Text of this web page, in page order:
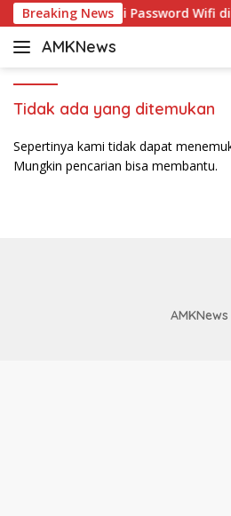
Langsung
ke
konten
Breaking News
5 Cara Ganti Password Wifi
AMKNews
Satu
Informasi
Tidak ada yang ditemukan
Sepertinya kami tidak dapat
Mungkin pencarian bisa membantu.
AMKNews